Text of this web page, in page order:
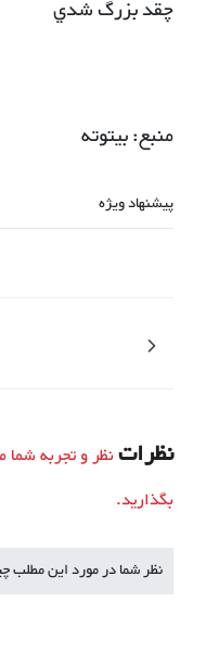
چقد بزرگ شدي
منبع: بیتوته
پیشنهاد ویژه
نظراتنظر و تجربه شما
بگذارید.
نظر شما در مورد این مطلب